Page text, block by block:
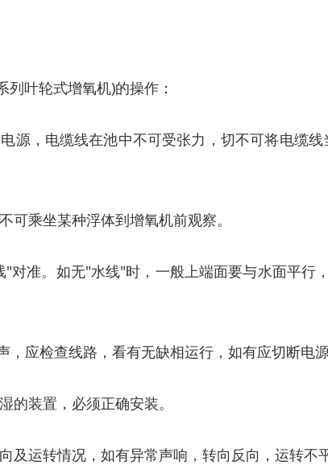
叶轮式增氧机)的操作：
源，电缆线在池中不可受张力，切不可将电缆
可乘坐某种浮体到增氧机前观察。
对准。如无"水线"时，一般上端面要与水面平
应检查线路，看有无缺相运行，如有应切断电
的装置，必须正确安装。
及运转情况，如有异常声响，转向反向，运转不